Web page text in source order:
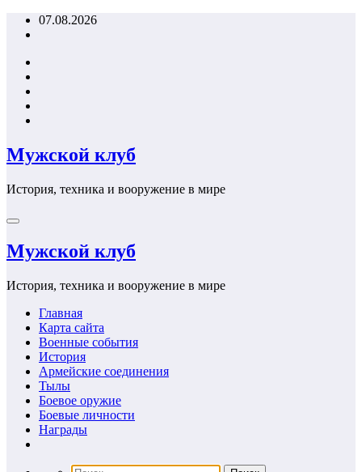
Перейти07.08.2026
Мужской клуб
История, техника и вооружение в мире
Мужской клуб
История, техника и вооружение в мире
Главная
Карта сайта
Военные события
История
Армейские соединения
Тылы
Боевое оружие
Боевые личности
Награды